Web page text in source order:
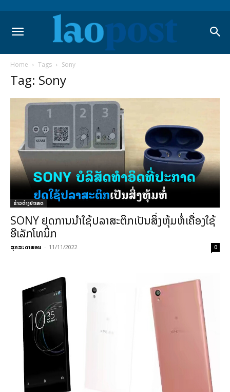
Home Tags Sony
Tag: Sony
ຂ່າວຕ່າງປະເທດ
SONY ຢຸດການນຳໃຊ້ປລາສະຕິກເປັນສິ່ງຫຸ້ມຫໍ່ເຄື່ອງໃຊ້
ອີເລັກໂທນິກ
ສຸກສະດາພອນ - 11/11/2022 0